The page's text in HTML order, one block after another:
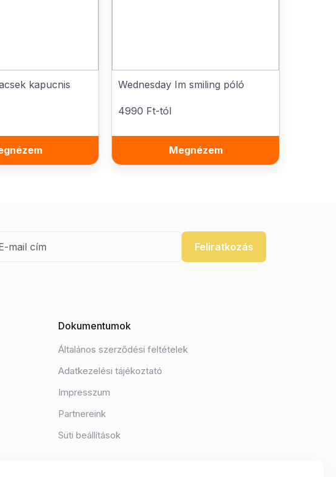
kapucnis
Wednesday Im smiling póló
4990 Ft-tól
Megnézem
Feliratkozás
Dokumentumok
Általános szerződési feltételek
Adatkezelési tájékoztató
Impresszum
Partnereink
Süti beállítások